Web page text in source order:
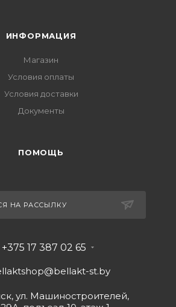
ИНФОРМАЦИЯ
Магазин
Условия оплаты
Условия доставки
Документы
ПОМОЩЬ
НА РАССЫЛКУ
+375 17 387 02 65
st.by
ул. Машиностроителей,